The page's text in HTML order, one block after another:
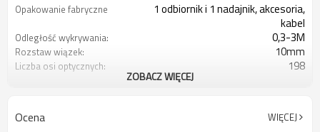
Opakowanie fabryczne
1 odbiornik i 1 nadajnik, akcesoria,
kabel
Odległość wykrywania: 0,3-3M
Rozstaw wiązek: 10mm
Liczba osi optycznych: 198
Wtyczka interfejsu Wyposażony w złącze M8
ZOBACZ WIĘCEJ
Ocena WIĘCEJ